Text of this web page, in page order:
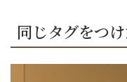
同じタグをつ